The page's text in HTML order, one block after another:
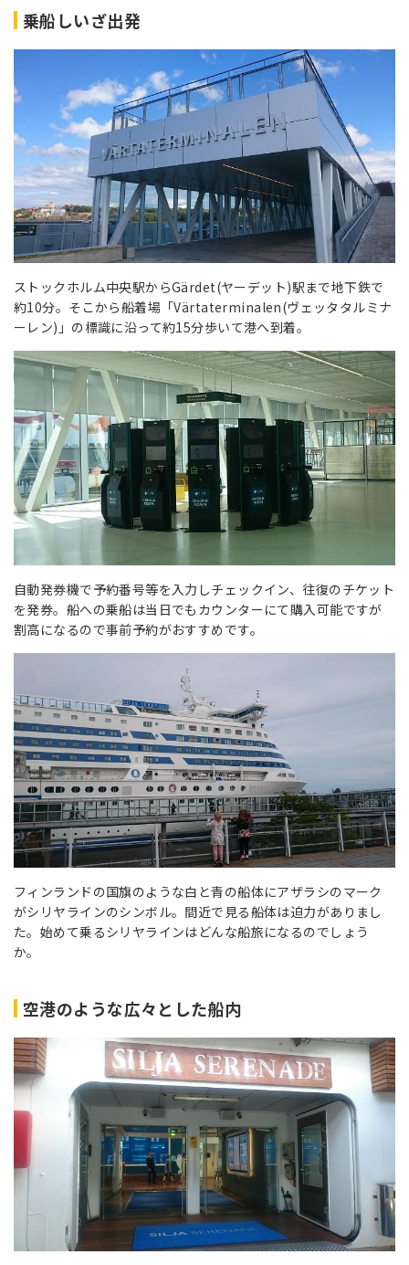
乗船しいざ出発
ストックホルム中央駅からGärdet(ヤーデット)駅まで地下鉄で
約10分。そこから船着場「Värtaterminalen(ヴェッタタルミナ
ーレン)」の標識に沿って約15分歩いて港へ到着。
自動発券機で予約番号等を入力しチェックイン、往復のチケット
を発券。船への乗船は当日でもカウンターにて購入可能ですが
割高になるので事前予約がおすすめです。
フィンランドの国旗のような白と青の船体にアザラシのマーク
がシリヤラインのシンボル。間近で見る船体は迫力がありまし
た。始めて乗るシリヤラインはどんな船旅になるのでしょう
か。
空港のような広々とした船内